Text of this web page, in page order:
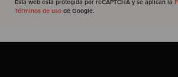
Esta web está protegida por reCAPTCHA y se aplican la
Términos de uso de Google.